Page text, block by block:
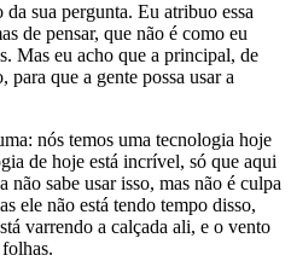
sua pergunta. Eu atribuo essa
de pensar, que não é como eu
Mas eu acho que a principal, de
para que a gente possa usar a
nós temos uma tecnologia hoje
de hoje está incrível, só que aqui
sabe usar isso, mas não é culpa
ele não está tendo tempo disso,
varrendo a calçada ali, e o vento